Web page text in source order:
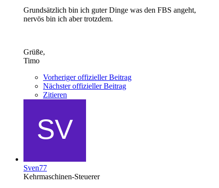
Grundsätzlich bin ich guter Dinge was den FBS angeht,
nervös bin ich aber trotzdem.
Grüße,
Timo
Vorheriger offizieller Beitrag
Nächster offizieller Beitrag
Zitieren
Sven77
Kehrmaschinen-Steuerer